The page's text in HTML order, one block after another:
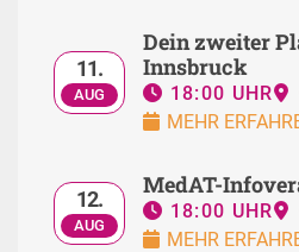
11.
AUG
Dein zweiter
Innsbruck
18:00 UHR
MEHR
12.
AUG
MedAT-
18:00 UHR
MEHR